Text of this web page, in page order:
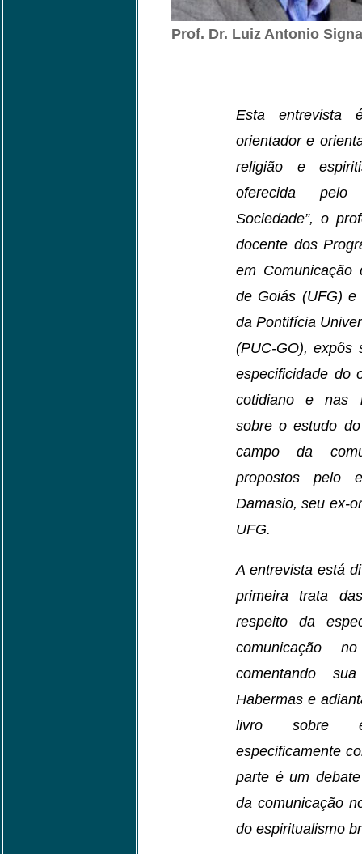
Prof. Dr. Luiz Antonio
Esta entrevista
orientador e
religião e
oferecida
Sociedade”, o
docente dos
em Comunicação
de Goiás (UFG) e
da Pontifícia
(PUC-GO), expôs
especificidade do
cotidiano e nas
sobre o estudo
campo da
propostos pelo
Damasio, seu ex-
UFG.
A entrevista está
primeira trata
respeito da
comunicação
comentando
Habermas e
livro sobre
especificamente
parte é um
da comunicação
do espiritualismo